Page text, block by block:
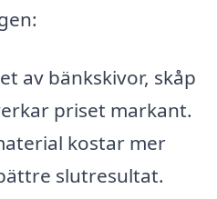
av bänkskivor, skåp
priset markant.
kostar mer
slutresultat.